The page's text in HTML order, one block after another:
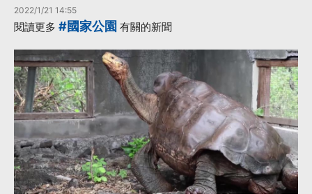
2022/1/21 14:55
閱讀更多 #國家公園 有關的新聞